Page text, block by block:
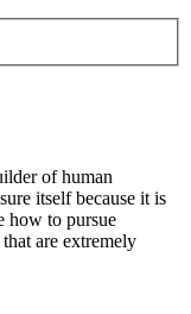
of human
itself because it is
how to pursue
are extremely